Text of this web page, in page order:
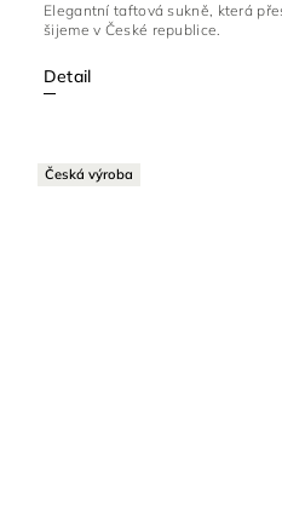
Detail
Elegantní taftová sukně, která
šijeme v České republice.
Česká výroba